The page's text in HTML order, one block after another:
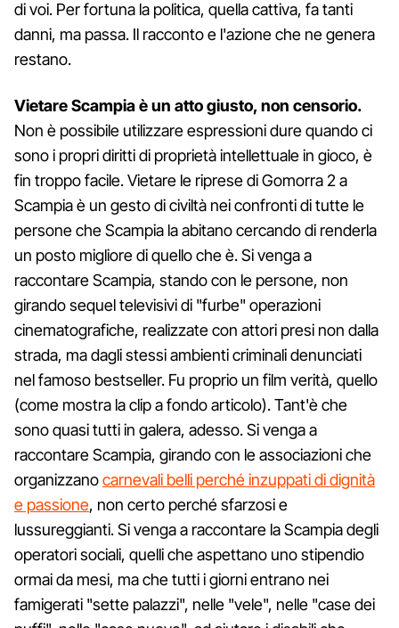
di voi. Per fortuna la politica, quella cattiva, fa tanti
danni, ma passa. Il racconto e l'azione che ne genera
restano.
Vietare Scampia è un atto giusto, non censorio.
Non è possibile utilizzare espressioni dure quando ci
sono i propri diritti di proprietà intellettuale in gioco, è
fin troppo facile. Vietare le riprese di Gomorra 2 a
Scampia è un gesto di civiltà nei confronti di tutte le
persone che Scampia la abitano cercando di renderla
un posto migliore di quello che è. Si venga a
raccontare Scampia, stando con le persone, non
girando sequel televisivi di "furbe" operazioni
cinematografiche, realizzate con attori presi non dalla
strada, ma dagli stessi ambienti criminali denunciati
nel famoso bestseller. Fu proprio un film verità, quello
(come mostra la clip a fondo articolo). Tant'è che
sono quasi tutti in galera, adesso. Si venga a
raccontare Scampia, girando con le associazioni che
organizzanocarnevali belli perché inzuppati di dignità
e passione, non certo perché sfarzosi e
lussureggianti. Si venga a raccontare la Scampia degli
operatori sociali, quelli che aspettano uno stipendio
ormai da mesi, ma che tutti i giorni entrano nei
famigerati "sette palazzi", nelle "vele", nelle "case dei